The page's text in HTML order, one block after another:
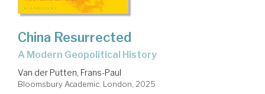
China Resurrected
A Modern Geopolitical History
Van der Putten, Frans-Paul
Bloomsbury Academic. London, 2025